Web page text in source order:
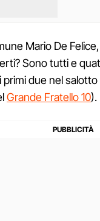
Mario De
Sono tutti e
due nel
Grande Fratello 10).